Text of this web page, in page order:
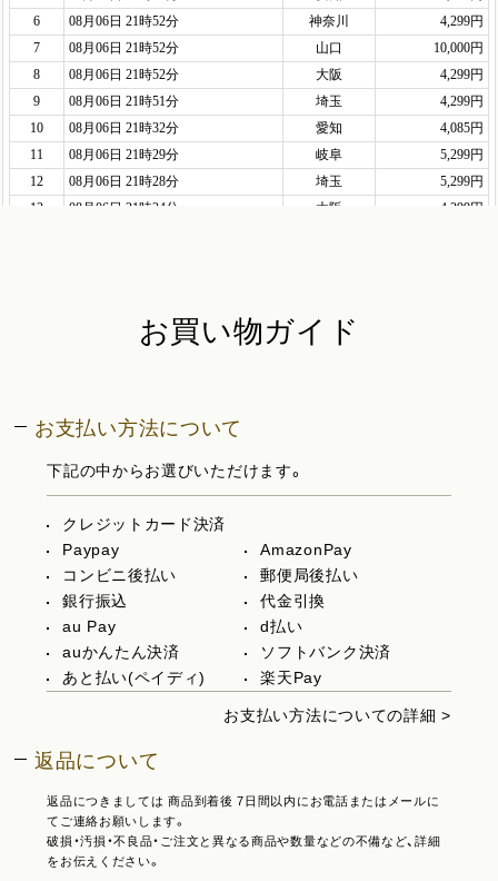
お買い物ガイド
お支払い方法について
下記の中からお選びいただけます。
クレジットカード決済
Paypay
AmazonPay
コンビニ後払い
郵便局後払い
銀行振込
代金引換
au Pay
d払い
auかんたん決済
ソフトバンク決済
あと払い(ペイディ)
楽天Pay
お支払い方法についての詳細 >
返品について
返品につきましては 商品到着後 7日間以内にお電話またはメールに
てご連絡お願いします。
破損・汚損・不良品・ご注文と異なる商品や数量などの不備など、詳細
をお伝えください。